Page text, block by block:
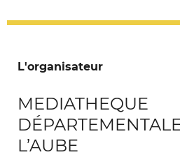
L'organisateur
MEDIATHEQUE
L’AUBE